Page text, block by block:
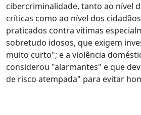
cibercriminalidade, tanto ao nível
críticas como ao nível dos
praticados contra vítimas
sobretudo idosos, que exigem
muito curto"; e a violência
considerou "alarmantes" e que
de risco atempada" para evitar